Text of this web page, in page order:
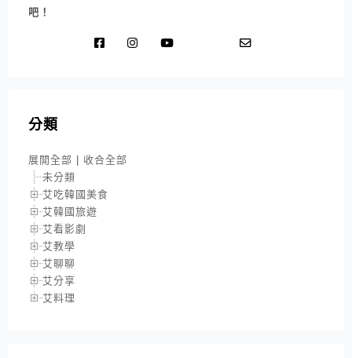
吧！
分類
展開全部
收合全部
未分類
艾吃韓國美食
艾韓國旅遊
艾看影劇
艾教學
艾聊聊
艾分享
艾料理